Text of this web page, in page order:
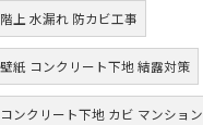
階上 水漏れ 防カビ工事
壁紙 コンクリート下地 結露対策
コンクリート下地 カビ マンション